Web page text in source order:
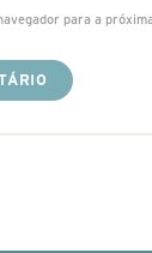
para a